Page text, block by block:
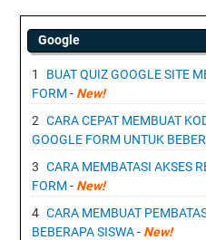
Google
BUAT QUIZ GOOGLE SITE
FORM - New!
CARA CEPAT MEMBUAT
GOOGLE FORM UNTUK
CARA MEMBATASI AKSES
FORM - New!
CARA MEMBUAT
BEBERAPA SISWA- New!